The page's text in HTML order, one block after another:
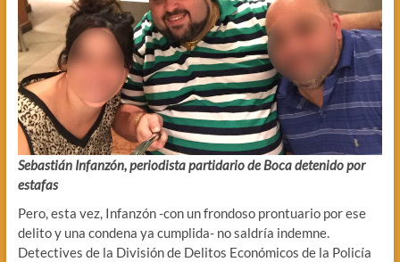
Sebastián Infanzón, periodista partidario de Boca detenido por
estafas
Pero, esta vez, Infanzón -con un frondoso prontuario por ese
delito y una condena ya cumplida- no saldría indemne.
Detectives de la División de Delitos Económicos de la Policía